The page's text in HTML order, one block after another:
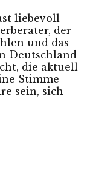
liebevoll
der
und das
Deutschland
die aktuell
Stimme
sein, sich